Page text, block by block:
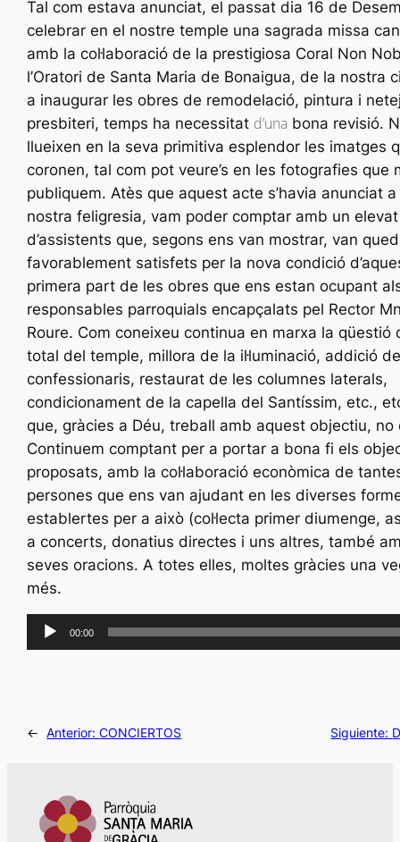
Tal com estava anunciat, el passat dia 16 de
celebrar en el nostre temple una sagrada missa
amb la col·laboració de la prestigiosa Coral Non
l’Oratori de Santa Maria de Bonaigua, de la nostra
a inaugurar les obres de remodelació, pintura i
presbiteri, temps ha necessitat d’una bona revisió.
llueixen en la seva primitiva esplendor les imatges
coronen, tal com pot veure’s en les fotografies que
publiquem. Atès que aquest acte s’havia anunciat a
nostra feligresia, vam poder comptar amb un
d’assistents que, segons ens van mostrar, van
favorablement satisfets per la nova condició
primera part de les obres que ens estan ocupant
responsables parroquials encapçalats pel Rector
Roure. Com coneixeu continua en marxa la qüestió
total del temple, millora de la il·luminació, addició
confessionaris, restaurat de les columnes laterals,
condicionament de la capella del Santíssim, etc.,
que, gràcies a Déu, treball amb aquest objectiu, no
Continuem comptant per a portar a bona fi els
proposats, amb la col·laboració econòmica de
persones que ens van ajudant en les diverses
establertes per a això (col·lecta primer diumenge,
a concerts, donatius directes i uns altres, també
seves oracions. A totes elles, moltes gràcies una
més.
e
d
00:00
← Anterior:CONCIERTOS Siguiente: